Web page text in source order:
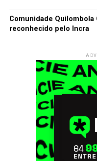
Comunidade
reconhecido pelo Incra